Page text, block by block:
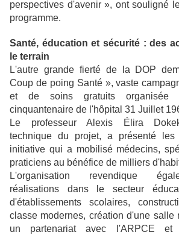
perspectives d'avenir », ont souligné
programme.
Santé, éducation et sécurité : des
le terrain
L'autre grande fierté de la DOP
Coup de poing Santé », vaste
et de soins gratuits organisée
cinquantenaire de l'hôpital 31 Juillet
Le professeur Alexis Élira
technique du projet, a présenté les
initiative qui a mobilisé médecins,
praticiens au bénéfice de milliers
L'organisation revendique
réalisations dans le secteur
d'établissements scolaires,
classe modernes, création d'une salle
un partenariat avec l'ARPCE et